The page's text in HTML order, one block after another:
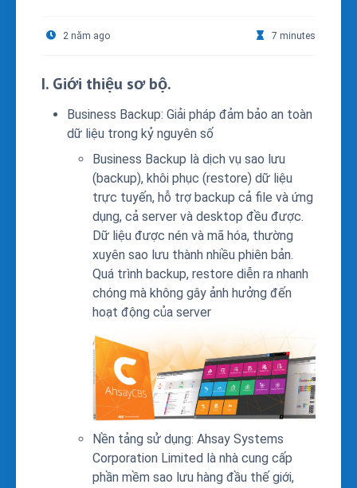
2 năm ago 7 minutes
I. Giới thiệu sơ bộ.
Business Backup: Giải pháp đảm bảo an toàn
dữ liệu trong kỷ nguyên số
Business Backup là dịch vụ sao lưu
(backup), khôi phục (restore) dữ liệu
trực tuyến, hỗ trợ backup cả file và ứng
dụng, cả server và desktop đều được.
Dữ liệu được nén và mã hóa, thường
xuyên sao lưu thành nhiều phiên bản.
Quá trình backup, restore diễn ra nhanh
chóng mà không gây ảnh hưởng đến
hoạt động của server
Nền tảng sử dụng: Ahsay Systems
Corporation Limited là nhà cung cấp
phần mềm sao lưu hàng đầu thế giới,